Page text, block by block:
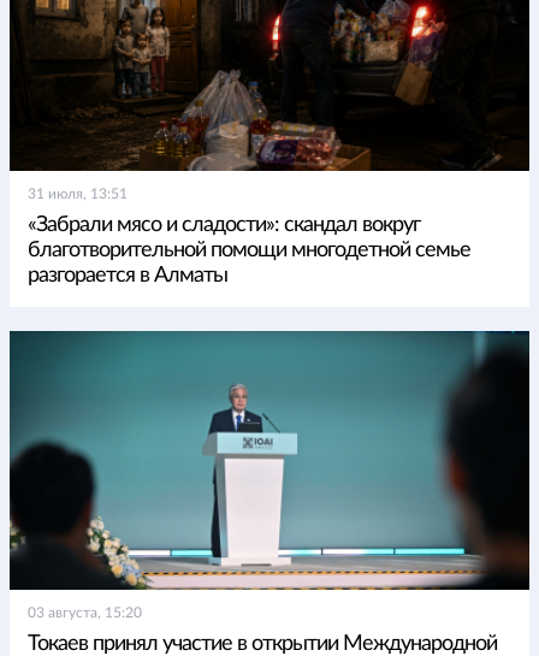
31 июля, 13:51
«Забрали мясо и сладости»: скандал вокруг
благотворительной помощи многодетной семье
разгорается в Алматы
03 августа, 15:20
Токаев принял участие в открытии Международной